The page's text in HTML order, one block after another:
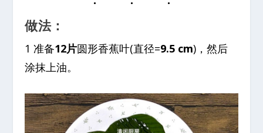
做法：
1 准备12片圆形香蕉叶(直径=9.5 cm)，然后
涂抹上油。